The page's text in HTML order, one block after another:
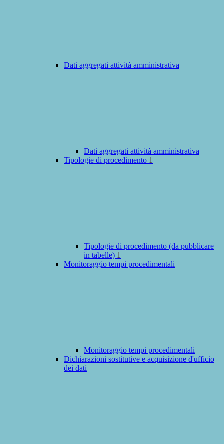
Dati aggregati attività amministrativa
Dati aggregati attività amministrativa
Tipologie di procedimento 1
Tipologie di procedimento (da pubblicare
in tabelle) 1
Monitoraggio tempi procedimentali
Monitoraggio tempi procedimentali
Dichiarazioni sostitutive e acquisizione d'ufficio
dei dati